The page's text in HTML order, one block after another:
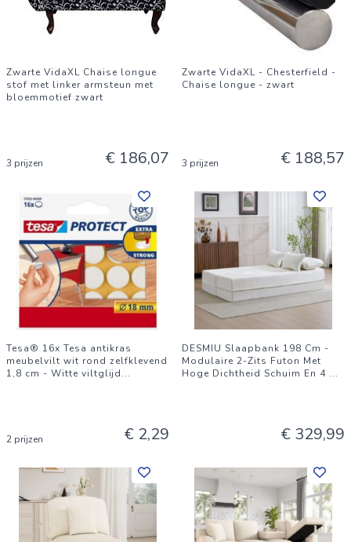
Zwarte VidaXL Chaise longue
stof met linker armsteun met
bloemmotief zwart
3 prijzen € 186,07
Zwarte VidaXL - Chesterfield -
Chaise longue - zwart
3 prijzen € 188,57
Tesa® 16x Tesa antikras
meubelvilt wit rond zelfklevend
1,8 cm - Witte viltglijd...
2 prijzen € 2,29
DESMIU Slaapbank 198 Cm -
Modulaire 2-Zits Futon Met
Hoge Dichtheid Schuim En 4 ...
€ 329,99